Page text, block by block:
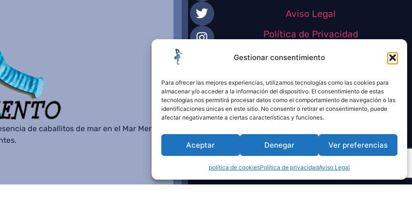
Gestionar consentimiento
Para ofrecer las mejores experiencias, utilizamos tecnologías como las cookies para
almacenar y/o acceder a la información del dispositivo. El consentimiento de estas
tecnologías nos permitirá procesar datos como el comportamiento de navegación o las
identificaciones únicas en este sitio. No consentir o retirar el consentimiento, puede
afectar negativamente a ciertas características y funciones.
Aceptar Denegar Ver preferencias
política de cookiesPolítica de privacidadAviso Legal
de caballitos de mar en el Mar Menor o
Aviso Legal
Política de Privacidad
Política de Cookies